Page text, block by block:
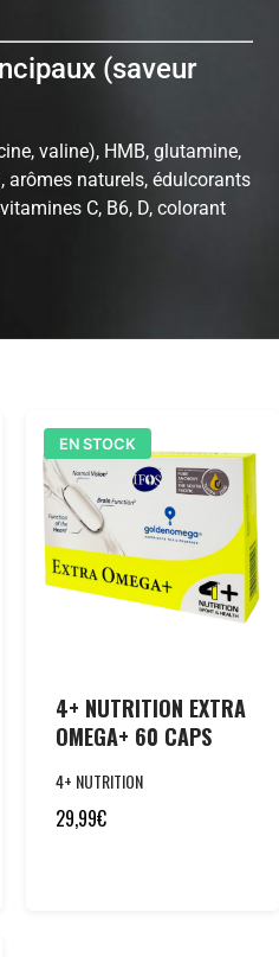
(saveur
valine), HMB, glutamine,
naturels, édulcorants
C, B6, D, colorant
EN STOCK
4+ NUTRITION EXTRA
OMEGA+ 60 CAPS
4+ NUTRITION
29,99€